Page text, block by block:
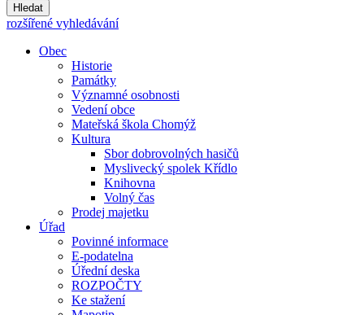
Hledat
rozšířené vyhledávání
Obec
Historie
Památky
Významné osobnosti
Vedení obce
Mateřská škola Chomýž
Kultura
Sbor dobrovolných hasičů
Myslivecký spolek Křídlo
Knihovna
Volný čas
Prodej majetku
Úřad
Povinné informace
E-podatelna
Úřední deska
ROZPOČTY
Ke stažení